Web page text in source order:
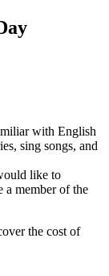
with English
sing songs, and
like to
a member of the
the cost of